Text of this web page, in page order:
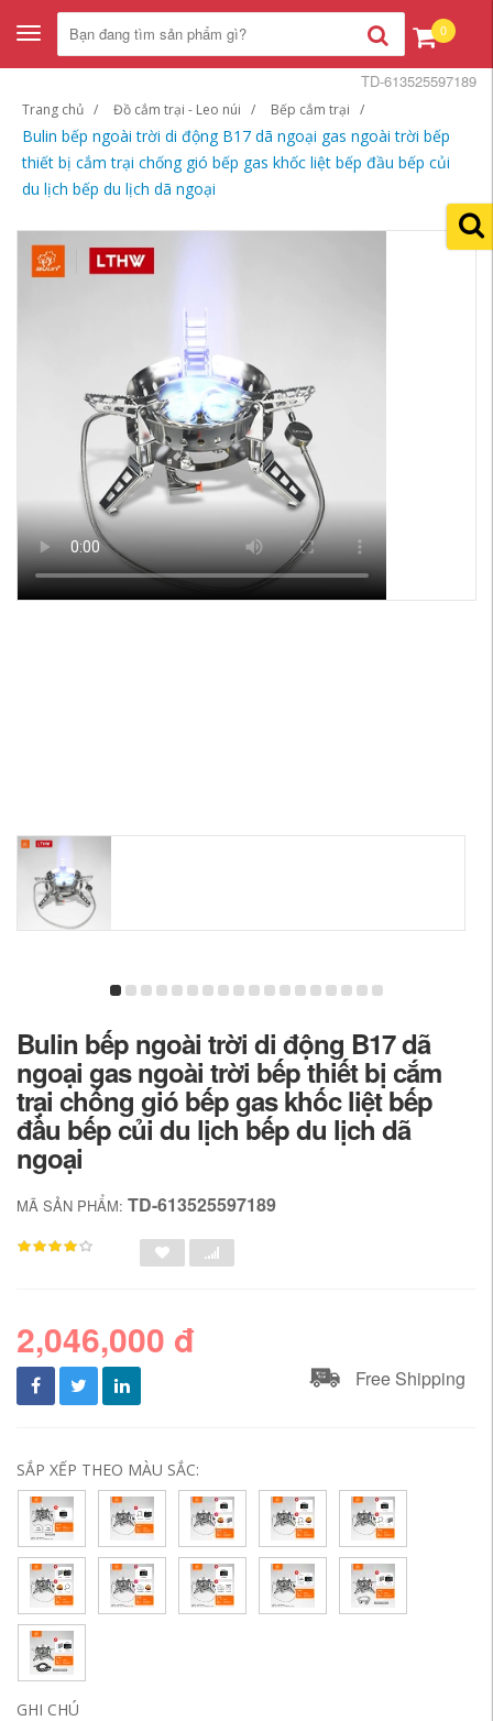
Toggle
navigation
0
Trang chủ Đồ cắm trại - Leo núi Bếp cắm trại
Bulin bếp ngoài trời di động B17 dã ngoại gas ngoài trời bếp
thiết bị cắm trại chống gió bếp gas khốc liệt bếp đầu bếp củi
du lịch bếp du lịch dã ngoại
TD-613525597189
Bulin bếp ngoài trời di động B17 dã
ngoại gas ngoài trời bếp thiết bị cắm
trại chống gió bếp gas khốc liệt bếp
đầu bếp củi du lịch bếp du lịch dã
ngoại
MÃ SẢN PHẨM: TD-613525597189
2,046,000 đ
Free Shipping
SẮP XẾP THEO MÀU SẮC:
GHI CHÚ